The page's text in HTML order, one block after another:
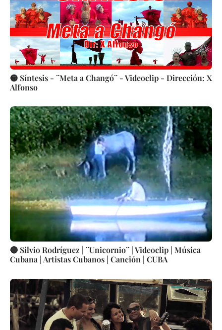
🟡 Síntesis - ¨Meta a Changó¨ - Videoclip - Dirección: X
Alfonso
🔴 Silvio Rodríguez | ¨Unicornio¨ | Videoclip | Música
Cubana | Artistas Cubanos | Canción | CUBA